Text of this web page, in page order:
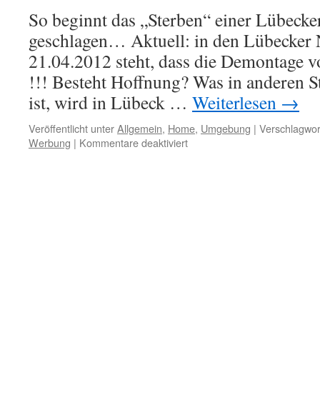
So beginnt das „Sterben“ einer
geschlagen… Aktuell: in den Lübecker
21.04.2012 steht, dass die Demontage
!!! Besteht Hoffnung? Was in anderen
ist, wird in Lübeck … Weiterlesen →
Veröffentlicht unterAllgemein, Home, Umgebung |
Werbung | Kommentare deaktiviertfür